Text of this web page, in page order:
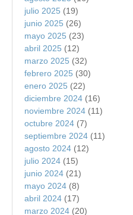
julio 2025 (19)
junio 2025 (26)
mayo 2025 (23)
abril 2025 (12)
marzo 2025 (32)
febrero 2025 (30)
enero 2025 (22)
diciembre 2024 (16)
noviembre 2024 (11)
octubre 2024 (7)
septiembre 2024 (11)
agosto 2024 (12)
julio 2024 (15)
junio 2024 (21)
mayo 2024 (8)
abril 2024 (17)
marzo 2024 (20)